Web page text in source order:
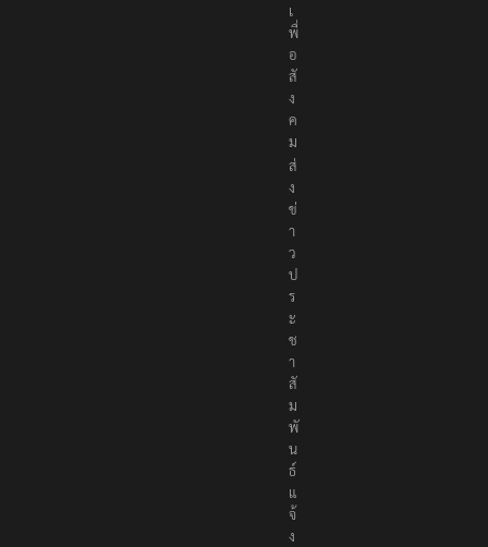
เ
พื่
อ
สั
ง
ค
ม
ส่
ง
ข่
า
ว
ป
ร
ะ
ช
า
สั
ม
พั
น
ธ์
แ
จ้
ง